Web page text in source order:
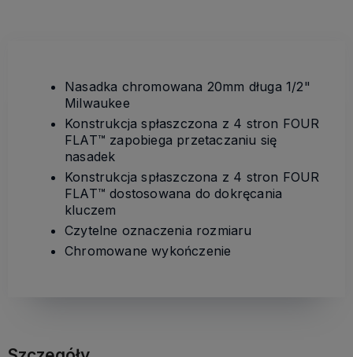
Nasadka chromowana 20mm długa 1/2"
Milwaukee
Konstrukcja spłaszczona z 4 stron FOUR
FLAT™ zapobiega przetaczaniu się
nasadek
Konstrukcja spłaszczona z 4 stron FOUR
FLAT™ dostosowana do dokręcania
kluczem
Czytelne oznaczenia rozmiaru
Chromowane wykończenie